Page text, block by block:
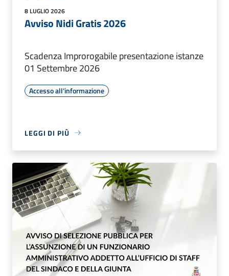
8 LUGLIO 2026
Avviso Nidi Gratis 2026
Scadenza Improrogabile presentazione istanze
01 Settembre 2026
Accesso all'informazione
LEGGI DI PIÙ